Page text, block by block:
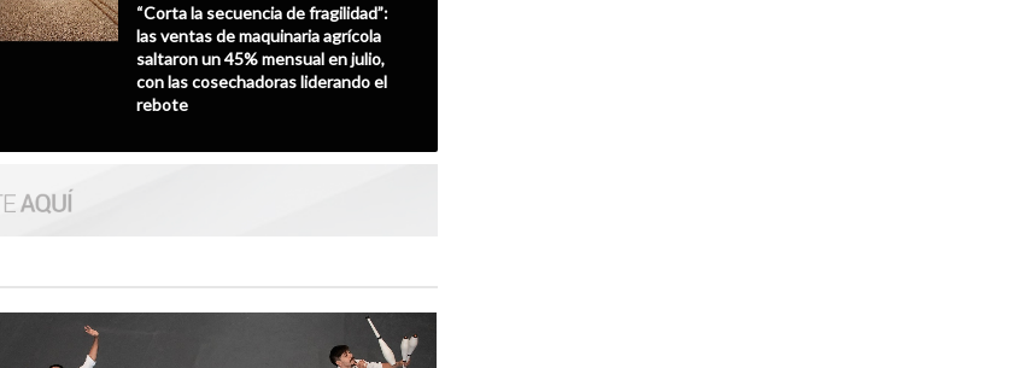
“Corta la secuencia de fragilidad”:
las ventas de maquinaria agrícola
saltaron un 45% mensual en julio,
con las cosechadoras liderando el
rebote